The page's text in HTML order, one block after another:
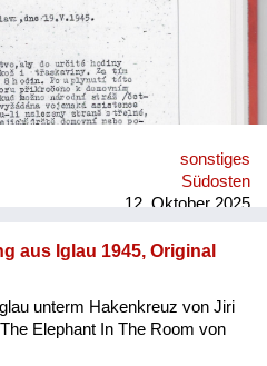
sonstiges
Südosten
12. Oktober 2025
aus Iglau 1945, Original
unterm Hakenkreuz von Jiri
Elephant In The Room von